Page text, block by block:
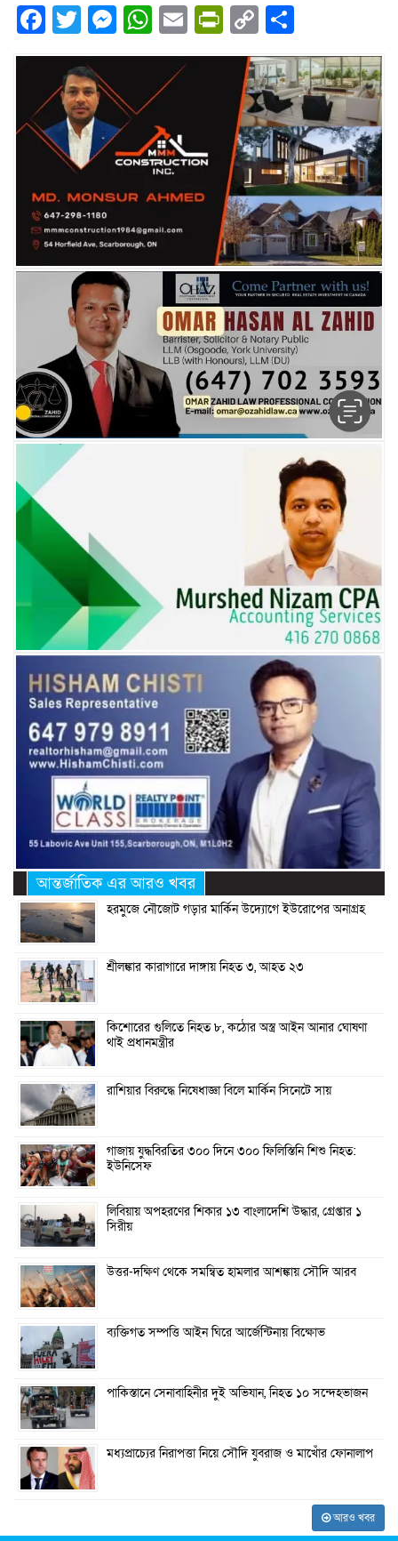
Facebook
Twitter
Messenger
WhatsApp
EmailPrintFriendly
Copy
Link
আন্তর্জাতিক এর আরও খবর
হরমুজে নৌজোট গড়ার মার্কিন উদ্যোগে ইউরোপের অনাগ্রহ
শ্রীলঙ্কার কারাগারে দাঙ্গায় নিহত ৩, আহত ২৩
কিশোরের গুলিতে নিহত ৮, কঠোর অস্ত্র আইন আনার ঘোষণা
থাই প্রধানমন্ত্রীর
রাশিয়ার বিরুদ্ধে নিষেধাজ্ঞা বিলে মার্কিন সিনেটে সায়
গাজায় যুদ্ধবিরতির ৩০০ দিনে ৩০০ ফিলিস্তিনি শিশু নিহত:
ইউনিসেফ
লিবিয়ায় অপহরণের শিকার ১৩ বাংলাদেশি উদ্ধার, গ্রেপ্তার ১
সিরীয়
উত্তর-দক্ষিণ থেকে সমন্বিত হামলার আশঙ্কায় সৌদি আরব
ব্যক্তিগত সম্পত্তি আইন ঘিরে আর্জেন্টিনায় বিক্ষোভ
পাকিস্তানে সেনাবাহিনীর দুই অভিযান, নিহত ১০ সন্দেহভাজন
মধ্যপ্রাচ্যের নিরাপত্তা নিয়ে সৌদি যুবরাজ ও মাখোঁর ফোনালাপ
আরও খবর